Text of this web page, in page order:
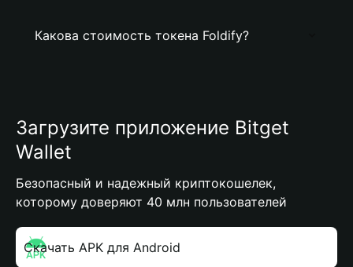
Какова стоимость токена Foldify?
Загрузите приложение Bitget
Wallet
Безопасный и надежный криптокошелек,
которому доверяют 40 млн пользователей
Скачать APK для Android